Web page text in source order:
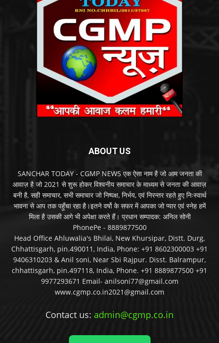
ABOUT US
SANCHAR TODAY - CGMP NEWS एक ऐसा नाम है जो आम जनता की
आवाज़ है जो 2021 से शुरू होकर विश्वनीय समाचार के माध्यम से जनता की आवाज़
बनी है, सही समाचार, सभी समाचार जो निष्पक्ष, निर्भय, एवं निरन्तर रहते हुए निःस्वार्थ
भावना से आप तक पहुँचा रहा है।इतने वर्षो के सफर में आपका जो प्यार एवं स्नेह हमें
मिला है उसकी आगे भी अपेक्षा करते हैं। प्रधान सम्पादक: अनिल सोनी
PhonePe - 8889877500
Head Office Ahluwalia's Bhilai, New Khursipar, Distt. Durg,
Chhattisgarh, pin.490011, India, Phone: +91 8602300003 +91
9406310203 & Anil soni, Near Sbi Rajpur. Disst. Balrampur,
chhattisgarh, pin.497118, India, Phone. +91 8889877500 +91
9977293671 Email- anilsoni77@gmail.com
www.cgmp.co.in2021@gmail.com
Contact us: admin@cgmp.co.in